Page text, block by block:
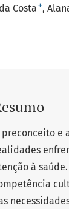
Costa +
preconceito e
à